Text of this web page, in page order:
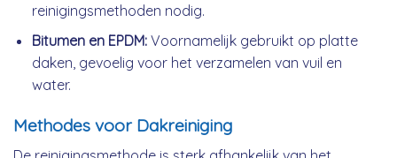
reinigingsmethoden nodig.
Bitumen en EPDM:Voornamelijk gebruikt op platte
daken, gevoelig voor het verzamelen van vuil en
water.
Methodes voor Dakreiniging